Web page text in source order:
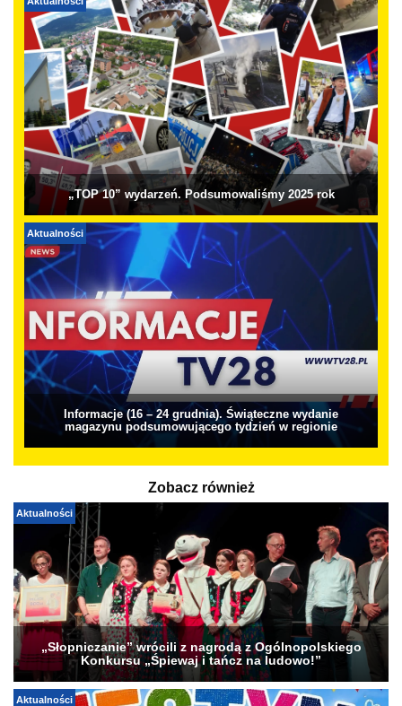
Aktualności
„TOP 10” wydarzeń. Podsumowaliśmy 2025 rok
Aktualności
Informacje (16 – 24 grudnia). Świąteczne wydanie
magazynu podsumowującego tydzień w regionie
Zobacz również
Aktualności
„Słopniczanie” wrócili z nagrodą z Ogólnopolskiego
Konkursu „Śpiewaj i tańcz na ludowo!”
Aktualności